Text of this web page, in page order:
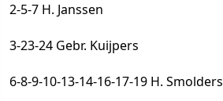
2-5-7 H. Janssen
3-23-24 Gebr. Kuijpers
6-8-9-10-13-14-16-17-19 H. Smolders